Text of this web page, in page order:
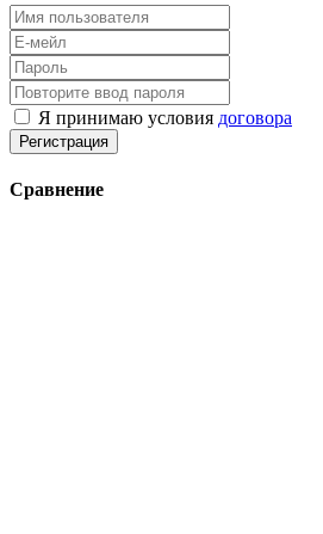
Я принимаю условия договора
Регистрация
Сравнение